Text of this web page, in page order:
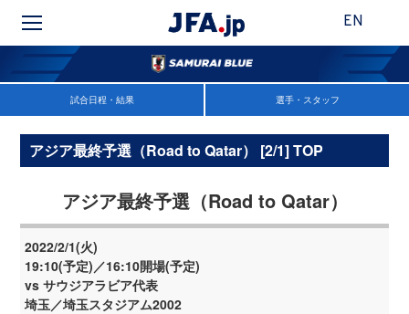
EN
試合日程・結果 選手・スタッフ
アジア最終予選（Road to Qatar） [2/1] TOP
アジア最終予選（Road to Qatar）
2022/2/1(火)
19:10(予定)／16:10開場(予定)
vs サウジアラビア代表
埼玉／埼玉スタジアム2002